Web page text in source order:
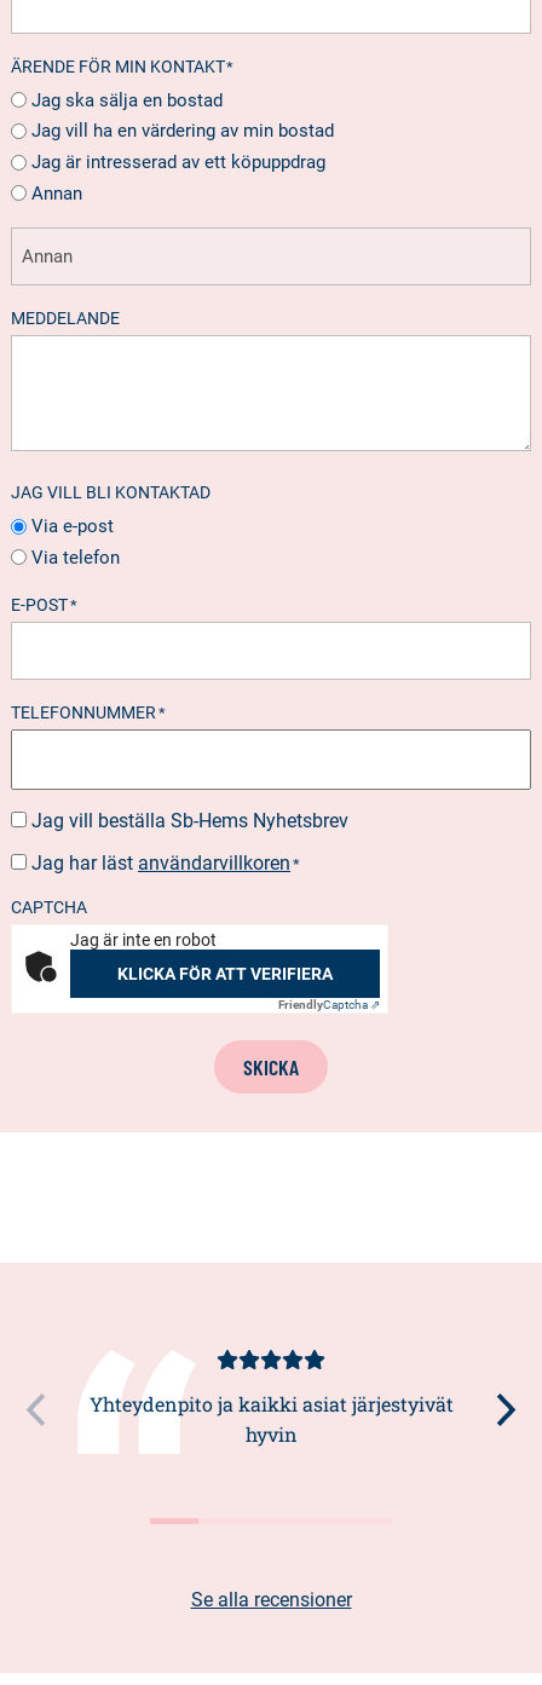
ÄRENDE FÖR MIN KONTAKT*
Jag ska sälja en bostad
Jag vill ha en värdering av min bostad
Jag är intresserad av ett köpuppdrag
Annan
MEDDELANDE
JAG VILL BLI KONTAKTAD
Via e-post
Via telefon
E-POST*
TELEFONNUMMER *
BESTÄLLA
Jag vill beställa Sb-Hems Nyhetsbrev
SUOSTUMUS *
Jag har läst användarvillkoren *
CAPTCHA
Jag är inte en robot
KLICKA FÖR ATT VERIFIERA
FriendlyCaptcha ⇗
SKICKA
Kundbetyg
5/5
Yhteydenpito ja kaikki asiat järjestyivät
hyvin
Se alla recensioner